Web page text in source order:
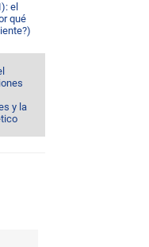
el
qué
y la